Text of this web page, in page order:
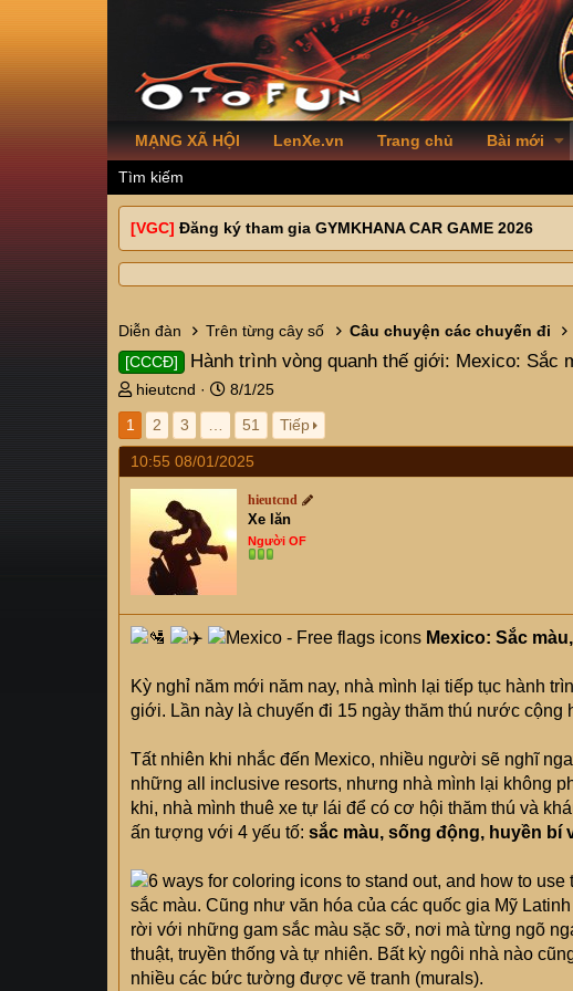
MẠNG XÃ HỘI LenXe.vn Trang chủ Bài mới
Tìm kiếm
[VGC] Đăng ký tham gia GYMKHANA CAR GAME 2026
Diễn đàn Trên từng cây số Câu chuyện các chuyến đi
[CCCĐ] Hành trình vòng quanh thế giới: Mexico: Sắc
T
h
e
a
d
t
e
r
hieutcnd
N
g
y
g
ử
8/1/25
1
2 3 51 Tiếp
10:55 08/01/2025
hieutcnd
Xe lăn
Người OF
Mexico: Sắc
Kỳ nghỉ năm mới năm nay, nhà mình lại tiếp tục hành
giới. Lần này là chuyến đi 15 ngày thăm thú nước cộng
Tất nhiên khi nhắc đến Mexico, nhiều người sẽ nghĩ
những all inclusive resorts, nhưng nhà mình lại không
khi, nhà mình thuê xe tự lái để có cơ hội thăm thú và
ấn tượng với 4 yếu tố: sắc màu, sống động, huyền bí
sắc màu. Cũng như văn hóa của các quốc gia Mỹ
rời với những gam sắc màu sặc sỡ, nơi mà từng ngõ
thuật, truyền thống và tự nhiên. Bất kỳ ngôi nhà nào
nhiều các bức tường được vẽ tranh (murals).